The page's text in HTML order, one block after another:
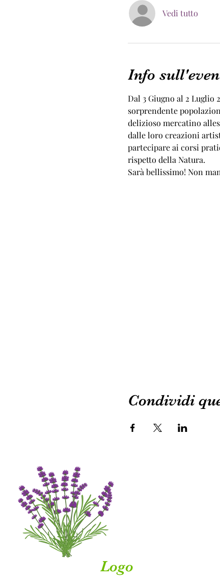
Vedi tutto
Info
Dal 3 Giugno al 2 Luglio
sorprendente
delizioso mercatino
dalle loro creazioni
partecipare ai corsi
rispetto della Natura.
Sarà bellissimo! Non
Condividi
Logo